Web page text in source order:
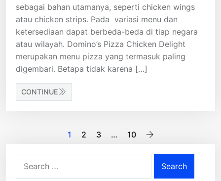
sebagai bahan utamanya, seperti chicken wings
atau chicken strips. Pada variasi menu dan
ketersediaan dapat berbeda-beda di tiap negara
atau wilayah. Domino’s Pizza Chicken Delight
merupakan menu pizza yang termasuk paling
digembari. Betapa tidak karena […]
CONTINUE
1 2 3 … 10
for: